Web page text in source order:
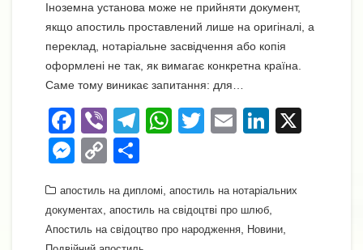
Іноземна установа може не прийняти документ,
якщо апостиль проставлений лише на оригіналі, а
переклад, нотаріальне засвідчення або копія
оформлені не так, як вимагає конкретна країна.
Саме тому виникає запитання: для…
F
a
c
e
b
Vi
b
er
T
gr
a
W
s
A
T
er
E
Li
e
dI
M
ss
e
C
p
y
ді
л
апостиль на дипломі апостиль на нотаріальних
документах апостиль на свідоцтві про шлюб
Апостиль на свідоцтво про народження Новини